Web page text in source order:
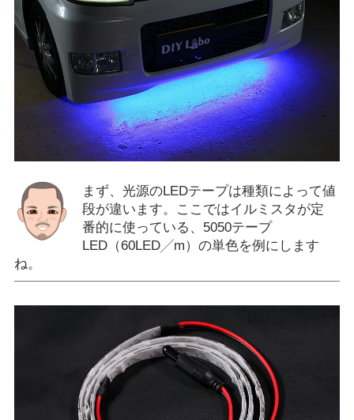
まず、光源のLEDテープは種類によって値
段が違います。ここではイルミスタが定
番的に使っている、5050テープ
LED（60LED╱m）の単色を例にします
ね。